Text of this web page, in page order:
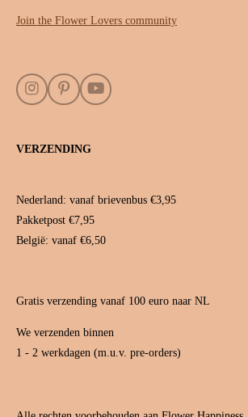
Join the Flower Lovers community
I
a
a
P
e
s
Y
VERZENDING
Nederland: vanaf brievenbus €3,95
Pakketpost €7,95
België: vanaf €6,50
Gratis verzending vanaf 100 euro naar NL
We verzenden binnen
1 - 2 werkdagen (m.u.v. pre-orders)